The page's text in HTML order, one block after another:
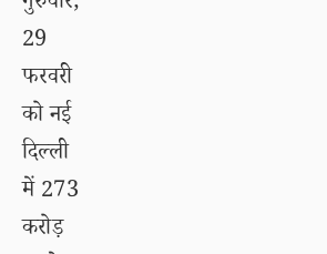
29
फरवरी
को नई
दिल्ली
में 273
करोड़